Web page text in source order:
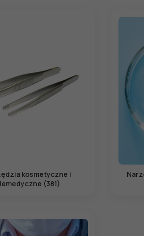
kosmetyczne i
(381)